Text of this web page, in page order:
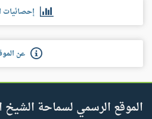
إحصائيات
عن
الموقع الرسمي لسماحة الشيخ